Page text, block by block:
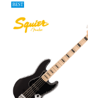
BEST